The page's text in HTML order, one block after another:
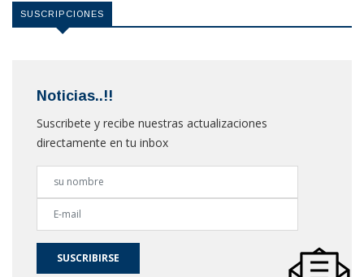
SUSCRIPCIONES
Noticias..!!
Suscribete y recibe nuestras actualizaciones
directamente en tu inbox
SUSCRIBIRSE